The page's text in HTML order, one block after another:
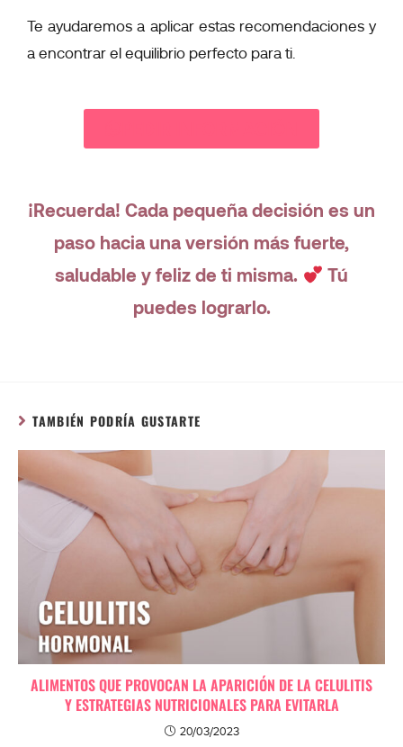
Te ayudaremos a aplicar estas recomendaciones y
a encontrar el equilibrio perfecto para ti.
¡Recuerda! Cada pequeña decisión es un
paso hacia una versión más fuerte,
saludable y feliz de ti misma.
Tú
puedes lograrlo.
TAMBIÉN PODRÍA GUSTARTE
ALIMENTOS QUE PROVOCAN LA APARICIÓN DE LA CELULITIS
Y ESTRATEGIAS NUTRICIONALES PARA EVITARLA
20/03/2023